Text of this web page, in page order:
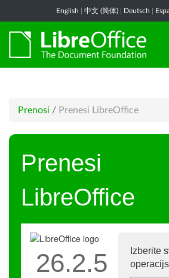
English 中文 (简体) Deutsch
Prenosi / Prenesi LibreOffice
Prenesi
LibreOffice
Izberite
26.2.5